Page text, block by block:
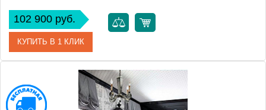
102 900 руб.
КУПИТЬ В 1 КЛИК
Артикул
Модель